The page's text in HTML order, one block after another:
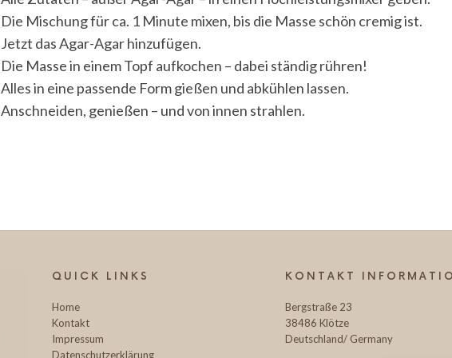
|
Die Mischung für ca. 1 Minute mixen, bis die Masse schön cremig ist.
Jetzt das Agar-Agar hinzufügen.
Die Masse in einem Topf aufkochen – dabei ständig rühren!
Alles in eine passende Form gießen und abkühlen lassen.
Anschneiden, genießen – und von innen strahlen.
QUICK LINKS
Home
Kontakt
Impressum
Datenschutzerklärung
KONTAKT
Bergstraße 23
38486 Klötze
Deutschland/ Germany